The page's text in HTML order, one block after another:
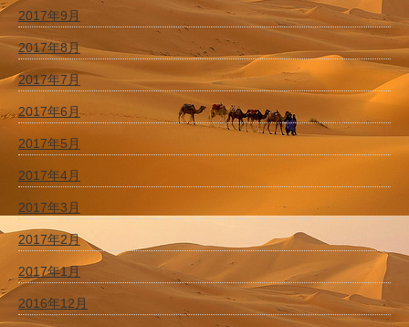
2017年9月
2017年8月
2017年7月
2017年6月
2017年5月
2017年4月
2017年3月
2017年2月
2017年1月
2016年12月